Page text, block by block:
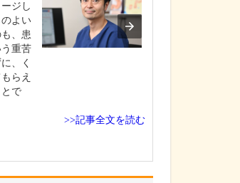
ジし
よい
、患
重苦
、く
らえ
で
>>記事全文を読む